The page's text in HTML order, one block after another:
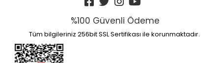
%100 Güvenli Ödeme
Tüm bilgileriniz 256bit SSL Sertifikası ile korunmaktadır.